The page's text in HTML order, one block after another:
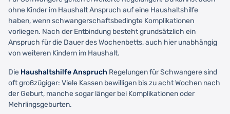
ohne Kinder im Haushalt Anspruch auf eine Haushaltshilfe
haben, wenn schwangerschaftsbedingte Komplikationen
vorliegen. Nach der Entbindung besteht grundsätzlich ein
Anspruch für die Dauer des Wochenbetts, auch hier unabhängig
von weiteren Kindern im Haushalt.
Die Haushaltshilfe Anspruch Regelungen für Schwangere sind
oft großzügiger: Viele Kassen bewilligen bis zu acht Wochen nach
der Geburt, manche sogar länger bei Komplikationen oder
Mehrlingsgeburten.